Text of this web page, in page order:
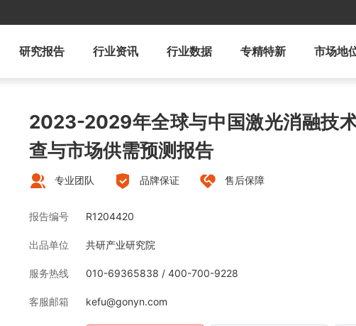
研究报告 行业资讯 行业数据 专精特新 市场地
2023-2029年全球与中国激光消融技
查与市场供需预测报告
专业团队 品牌保证 售后保障
报告编号 R1204420
出品单位 共研产业研究院
服务热线 010-69365838 / 400-700-9228
客服邮箱 kefu@gonyn.com